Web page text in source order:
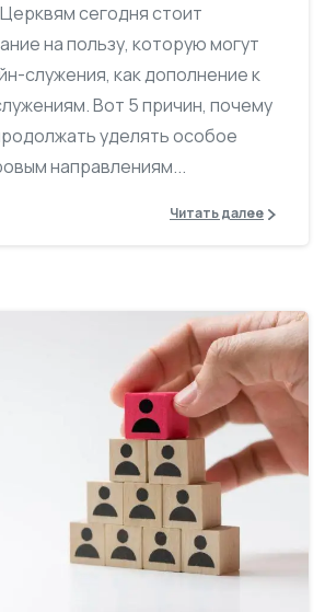
сегодня стоит
на пользу, которую могут
служения, как дополнение к
Вот 5 причин, почему
уделять особое
направлениям...
Читать далее